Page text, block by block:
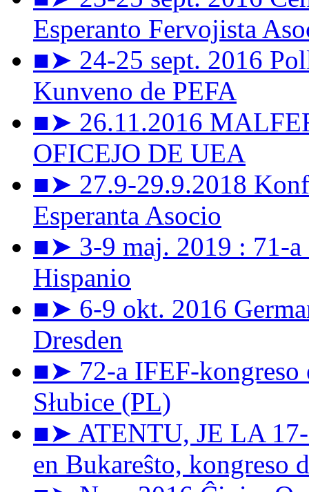
Esperanto Fervojista
■➤ 24-25 sept. 2016
Kunveno de PEFA
■➤ 26.11.2016
OFICEJO DE UEA
■➤ 27.9-29.9.2018
Esperanta Asocio
■➤ 3-9 maj. 2019 : 71-a
Hispanio
■➤ 6-9 okt. 2016
Dresden
■➤ 72-a IFEF-kongreso
Słubice (PL)
■➤ ATENTU, JE LA 17-
en Bukareŝto, kongreso